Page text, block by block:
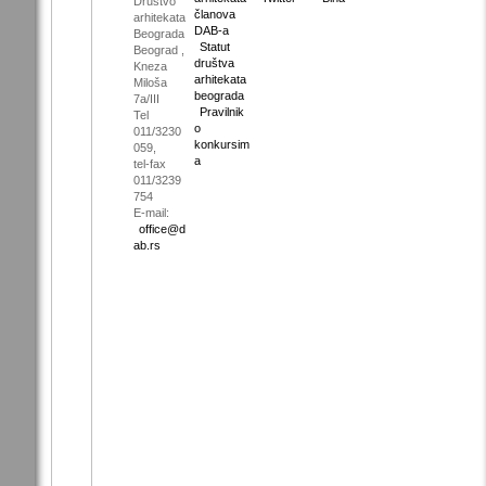
arhitekata
Beograda
Beograd ,
Kneza
Miloša
7a/III
Tel
011/3230
059,
tel-fax
011/3239
754
E-mail:
office@d
ab.rs
članova
DAB-a
Statut
društva
arhitekata
beograda
Pravilnik
o
konkursim
a